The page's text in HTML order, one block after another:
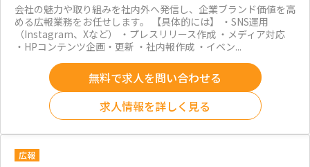
会社の魅力や取り組みを社内外へ発信し、企業ブランド価値を高
める広報業務をお任せします。 【具体的には】 ・SNS運用
（Instagram、Xなど） ・プレスリリース作成 ・メディア対応
・HPコンテンツ企画・更新 ・社内報作成 ・イベン...
無料で求人を問い合わせる
求人情報を詳しく見る
広報